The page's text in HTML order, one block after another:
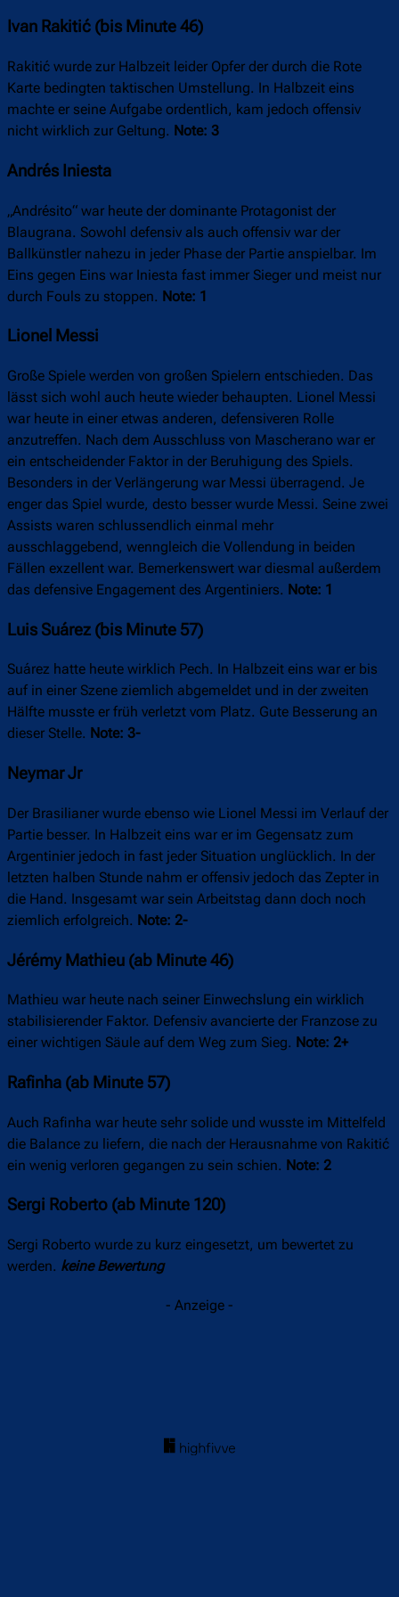
Ivan Rakitić (bis Minute 46)
Rakitić wurde zur Halbzeit leider Opfer der durch die Rote
Karte bedingten taktischen Umstellung. In Halbzeit eins
machte er seine Aufgabe ordentlich, kam jedoch offensiv
nicht wirklich zur Geltung. Note: 3
Andrés Iniesta
„Andrésito“ war heute der dominante Protagonist der
Blaugrana. Sowohl defensiv als auch offensiv war der
Ballkünstler nahezu in jeder Phase der Partie anspielbar. Im
Eins gegen Eins war Iniesta fast immer Sieger und meist nur
durch Fouls zu stoppen. Note: 1
Lionel Messi
Große Spiele werden von großen Spielern entschieden. Das
lässt sich wohl auch heute wieder behaupten. Lionel Messi
war heute in einer etwas anderen, defensiveren Rolle
anzutreffen. Nach dem Ausschluss von Mascherano war er
ein entscheidender Faktor in der Beruhigung des Spiels.
Besonders in der Verlängerung war Messi überragend. Je
enger das Spiel wurde, desto besser wurde Messi. Seine zwei
Assists waren schlussendlich einmal mehr
ausschlaggebend, wenngleich die Vollendung in beiden
Fällen exzellent war. Bemerkenswert war diesmal außerdem
das defensive Engagement des Argentiniers. Note: 1
Luis Suárez (bis Minute 57)
Suárez hatte heute wirklich Pech. In Halbzeit eins war er bis
auf in einer Szene ziemlich abgemeldet und in der zweiten
Hälfte musste er früh verletzt vom Platz. Gute Besserung an
dieser Stelle. Note: 3-
Neymar Jr
Der Brasilianer wurde ebenso wie Lionel Messi im Verlauf der
Partie besser. In Halbzeit eins war er im Gegensatz zum
Argentinier jedoch in fast jeder Situation unglücklich. In der
letzten halben Stunde nahm er offensiv jedoch das Zepter in
die Hand. Insgesamt war sein Arbeitstag dann doch noch
ziemlich erfolgreich. Note: 2-
Jérémy Mathieu (ab Minute 46)
Mathieu war heute nach seiner Einwechslung ein wirklich
stabilisierender Faktor. Defensiv avancierte der Franzose zu
einer wichtigen Säule auf dem Weg zum Sieg. Note: 2+
Rafinha (ab Minute 57)
Auch Rafinha war heute sehr solide und wusste im Mittelfeld
die Balance zu liefern, die nach der Herausnahme von Rakitić
ein wenig verloren gegangen zu sein schien. Note: 2
Sergi Roberto (ab Minute 120)
Sergi Roberto wurde zu kurz eingesetzt, um bewertet zu
werden. keine Bewertung
- Anzeige -